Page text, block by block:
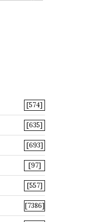
[574]
[635]
[693]
[97]
[557]
[7386]